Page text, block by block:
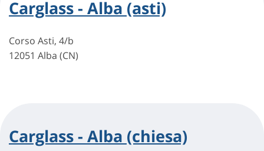
Carglass - Alba (asti)
Corso Asti, 4/b
12051 Alba (CN)
Carglass - Alba (chiesa)